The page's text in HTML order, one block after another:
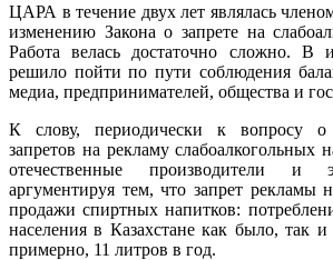
ЦАРА в течение двух лет являлась
изменению Закона о запрете на
Работа велась достаточно сложно. В
решило пойти по пути соблюдения
медиа, предпринимателей, общества и
К слову, периодически к вопросу о
запретов на рекламу слабоалкогольных
отечественные производители и
аргументируя тем, что запрет рекламы
продажи спиртных напитков:
населения в Казахстане как было, так и
примерно, 11 литров в год.